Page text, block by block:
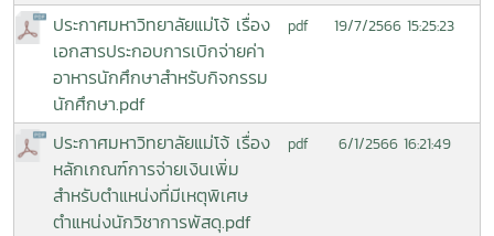
ประกาศมหาวิทยาลัยแม่โจ้ เรื่อง
เอกสารประกอบการเบิกจ่ายค่า
อาหารนักศึกษาสำหรับกิจกรรม
นักศึกษา.pdf
pdf 19/7/2566 15:25:23
ประกาศมหาวิทยาลัยแม่โจ้ เรื่อง
หลักเกณฑ์การจ่ายเงินเพิ่ม
สำหรับตำแหน่งที่มีเหตุพิเศษ
ตำแหน่งนักวิชาการพัสดุ.pdf
pdf 6/1/2566 16:21:49